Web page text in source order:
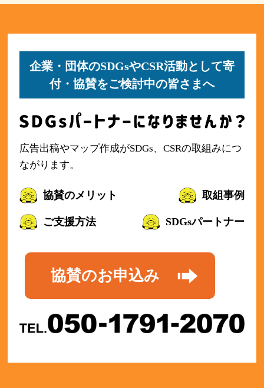
企業・団体のSDGsやCSR活動として寄
付・協賛をご検討中の皆さまへ
広告出稿やマップ作成がSDGs、CSRの取組みにつ
ながります。
協賛のメリット 取組事例
ご支援方法 SDGsパートナー
協賛のお申込み